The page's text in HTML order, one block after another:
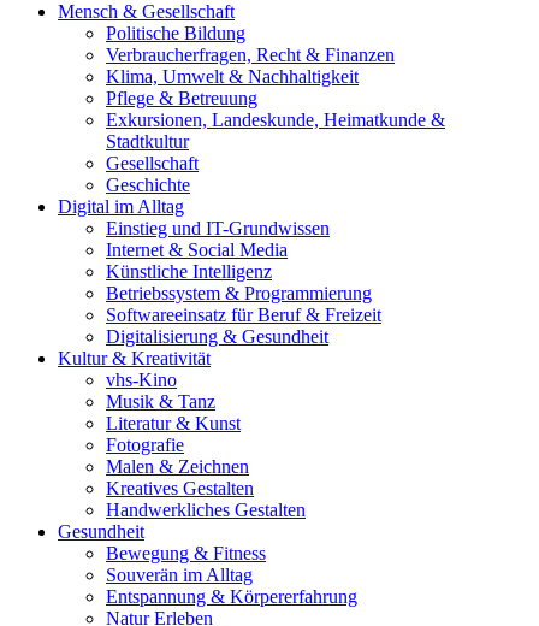
Mensch & Gesellschaft
Politische Bildung
Verbraucherfragen, Recht & Finanzen
Klima, Umwelt & Nachhaltigkeit
Pflege & Betreuung
Exkursionen, Landeskunde, Heimatkunde &
Stadtkultur
Gesellschaft
Geschichte
Digital im Alltag
Einstieg und IT-Grundwissen
Internet & Social Media
Künstliche Intelligenz
Betriebssystem & Programmierung
Softwareeinsatz für Beruf & Freizeit
Digitalisierung & Gesundheit
Kultur & Kreativität
vhs-Kino
Musik & Tanz
Literatur & Kunst
Fotografie
Malen & Zeichnen
Kreatives Gestalten
Handwerkliches Gestalten
Gesundheit
Bewegung & Fitness
Souverän im Alltag
Entspannung & Körpererfahrung
Natur Erleben